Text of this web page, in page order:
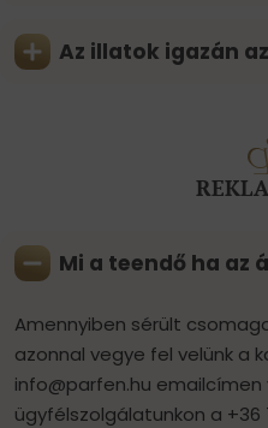
Az illatok igazán
Mi a teendő ha az
Amennyiben sérült
azonnal vegye fel velünk a
info@parfen.hu emailcímen
ügyfélszolgálatunkon a